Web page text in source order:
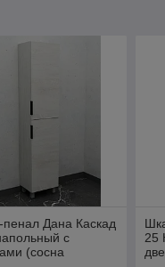
Дана Каскад
с
(сосна
25